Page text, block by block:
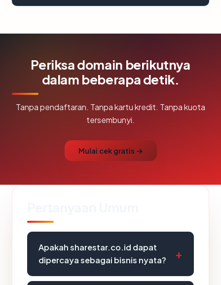
Periksa domain berikutnya
dalam beberapa detik.
Tanpa pendaftaran. Tanpa kartu kredit. Tanpa kuota
tersembunyi.
Mulai cek gratis →
Apakah sharestar.co.id dapat
dipercaya sebagai bisnis nyata?